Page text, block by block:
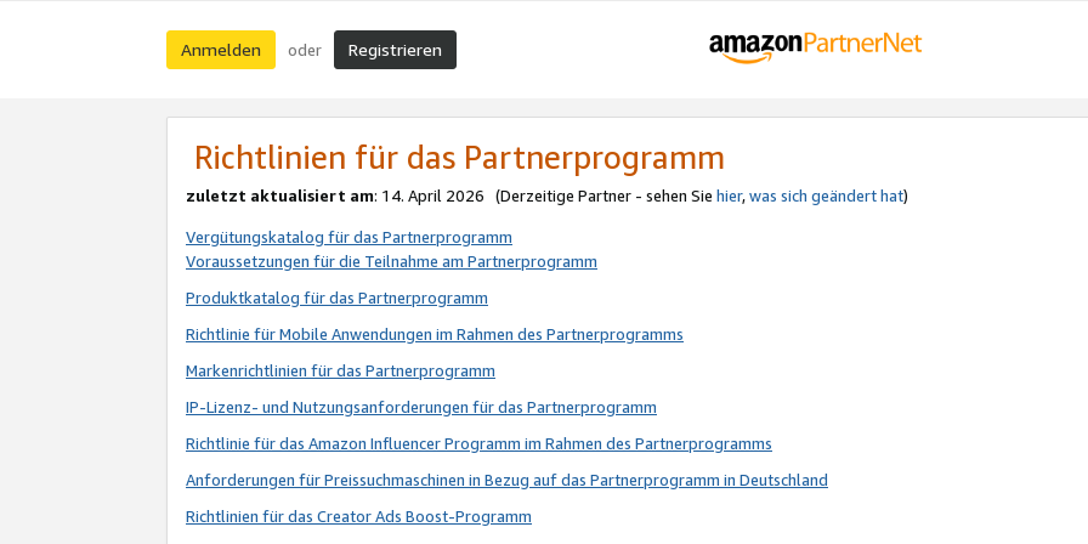
Anmelden oder Registrieren
Richtlinien für das Partnerprogramm
zuletzt aktualisiert am: 14. April 2026 (Derzeitige Partner - sehen Sie hier,was sich geändert hat)
Vergütungskatalog für das Partnerprogramm
Voraussetzungen für die Teilnahme am Partnerprogramm
Produktkatalog für das Partnerprogramm
Richtlinie für Mobile Anwendungen im Rahmen des Partnerprogramms
Markenrichtlinien für das Partnerprogramm
IP-Lizenz- und Nutzungsanforderungen für das Partnerprogramm
Richtlinie für das Amazon Influencer Programm im Rahmen des Partnerprogramms
Anforderungen für Preissuchmaschinen in Bezug auf das Partnerprogramm in Deutschland
Richtlinien für das Creator Ads Boost-Programm